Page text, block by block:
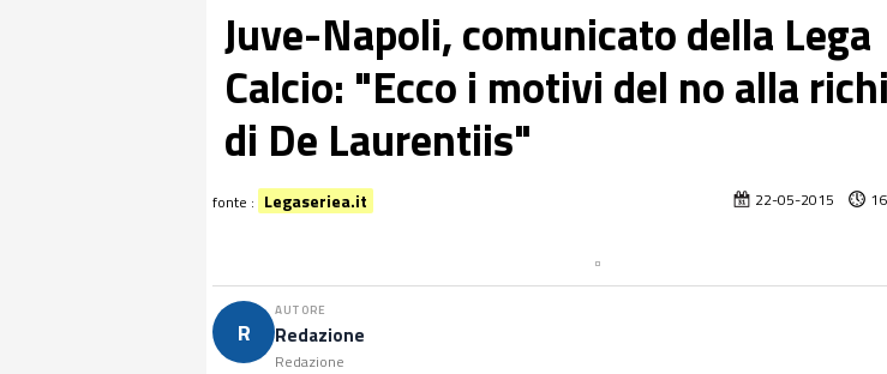
Juve-Napoli, comunicato della Lega
Calcio: "Ecco i motivi del no alla
di De Laurentiis"
22-05-2015
fonte : Legaseriea.it
R
AUTORE
Redazione
Redazione